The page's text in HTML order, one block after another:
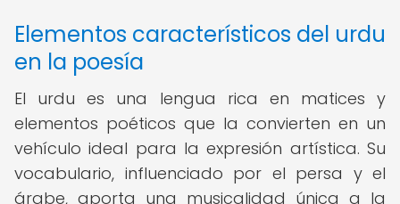
Elementos característicos del urdu
en la poesía
El urdu es una lengua rica en matices y
elementos poéticos que la convierten en un
vehículo ideal para la expresión artística. Su
vocabulario, influenciado por el persa y el
árabe, aporta una musicalidad única a la